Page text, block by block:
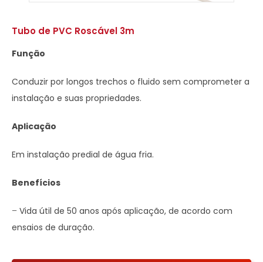
Tubo de PVC Roscável 3m
Função
Conduzir por longos trechos o fluido sem comprometer a
instalação e suas propriedades.
Aplicação
Em instalação predial de água fria.
Benefícios
– Vida útil de 50 anos após aplicação, de acordo com
ensaios de duração.